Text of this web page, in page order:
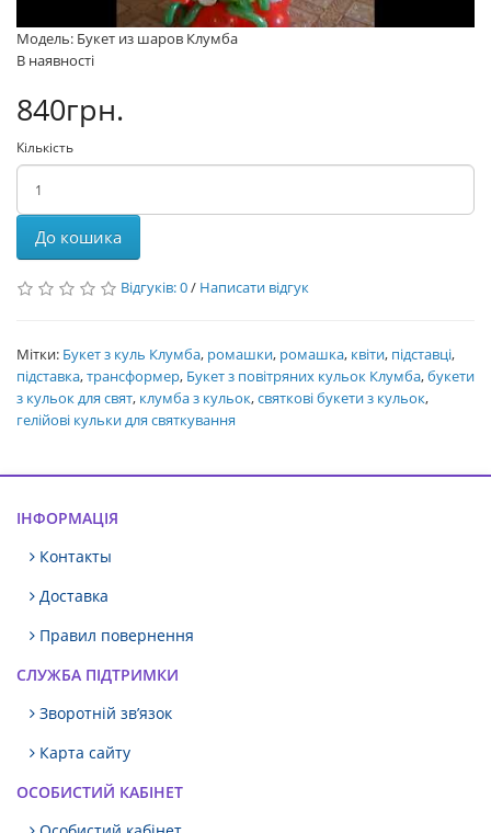
Модель: Букет из шаров Клумба
В наявності
840грн.
Кількість
До кошика
Відгуків: 0/ Написати відгук
Мітки: Букет з куль Клумба, ромашки, ромашка, квіти, підставці,
підставка,трансформер, Букет з повітряних кульок Клумба,букети
з кульок для свят, клумба з кульок,святкові букети з кульок,
гелійові кульки для святкування
ІНФОРМАЦІЯ
Контакты
Доставка
Правил повернення
СЛУЖБА ПІДТРИМКИ
Зворотній зв’язок
Карта сайту
ОСОБИСТИЙ КАБІНЕТ